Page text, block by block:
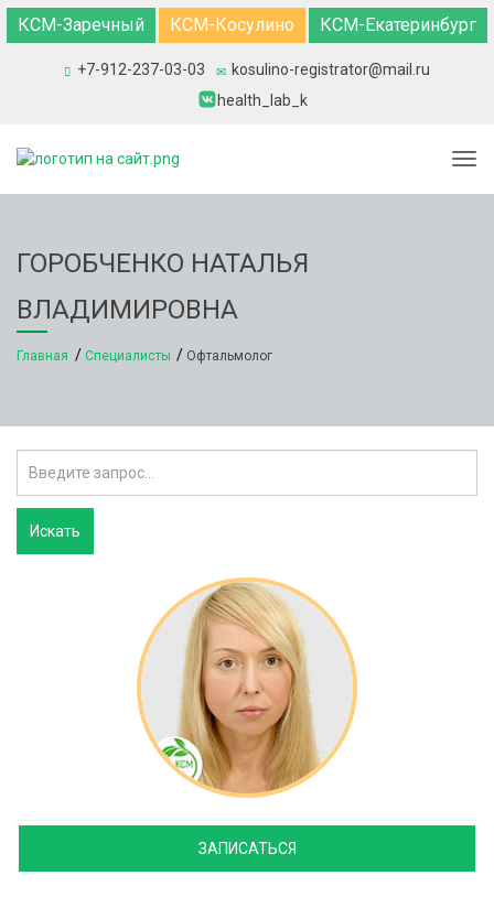
КСМ-Заречный КСМ-Косулино КСМ-Екатеринбург
+7-912-237-03-03
kosulino-registrator@mail.ru
health_lab_k
ГОРОБЧЕНКО НАТАЛЬЯ
ВЛАДИМИРОВНА
Главная Специалисты Офтальмолог
ЗАПИСАТЬСЯ